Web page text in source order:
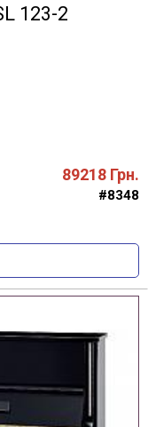
123-2
89218 Грн.
#8348